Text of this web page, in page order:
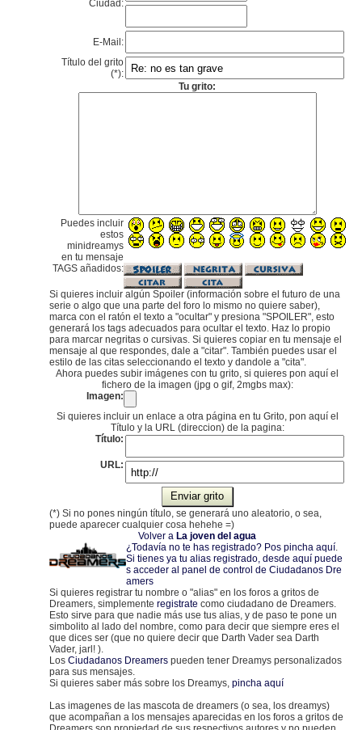
Ciudad:
E-Mail:
Título del grito
(*):
Tu grito:
Puedes incluir
estos
minidreamys
en tu mensaje
TAGS añadidos:
Si quieres incluir algún Spoiler (información sobre el futuro de una
serie o algo que una parte del foro lo mismo no quiere saber),
marca con el ratón el texto a "ocultar" y presiona "SPOILER", esto
generará los tags adecuados para ocultar el texto. Haz lo propio
para marcar negritas o cursivas. Si quieres copiar en tu mensaje el
mensaje al que respondes, dale a "citar". También puedes usar el
estilo de las citas seleccionando el texto y dandole a "cita".
Ahora puedes subir imágenes con tu grito, si quieres pon aquí el
fichero de la imagen (jpg o gif, 2mgbs max):
Imagen:
Si quieres incluir un enlace a otra página en tu Grito, pon aquí el
Título y la URL (direccion) de la pagina:
Título:
URL:
(*) Si no pones ningún título, se generará uno aleatorio, o sea,
puede aparecer cualquier cosa hehehe =)
Volver a La joven del agua
¿Todavía no te has registrado? Pos pincha aquí.
Si tienes ya tu alias registrado, desde aquí puede
s acceder al panel de control de Ciudadanos Dre
amers
Si quieres registrar tu nombre o "alias" en los foros a gritos de
Dreamers, simplemente registrate como ciudadano de Dreamers.
Esto sirve para que nadie más use tus alias, y de paso te pone un
simbolito al lado del nombre, como para decir que siempre eres el
que dices ser (que no quiere decir que Darth Vader sea Darth
Vader, jarl! ).
Los Ciudadanos Dreamerspueden tener Dreamys personalizados
para sus mensajes.
Si quieres saber más sobre los Dreamys, pincha aquí
Las imagenes de las mascota de dreamers (o sea, los dreamys)
que acompañan a los mensajes aparecidas en los foros a gritos de